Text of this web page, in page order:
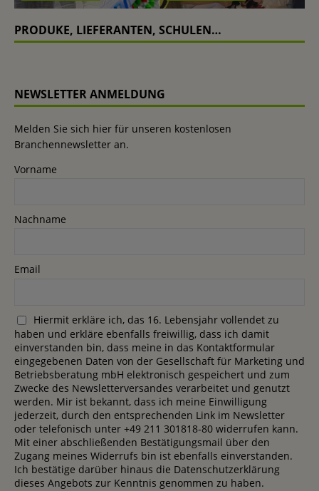
PRODUKE, LIEFERANTEN, SCHULEN…
NEWSLETTER ANMELDUNG
Melden Sie sich hier für unseren kostenlosen
Branchennewsletter an.
Vorname
Nachname
Email
Hiermit erkläre ich, das 16. Lebensjahr vollendet zu
haben und erkläre ebenfalls freiwillig, dass ich damit
einverstanden bin, dass meine in das Kontaktformular
eingegebenen Daten von der Gesellschaft für Marketing und
Betriebsberatung mbH elektronisch gespeichert und zum
Zwecke des Newsletterversandes verarbeitet und genutzt
werden. Mir ist bekannt, dass ich meine Einwilligung
jederzeit, durch den entsprechenden Link im Newsletter
oder telefonisch unter +49 211 301818-80 widerrufen kann.
Mit einer abschließenden Bestätigungsmail über den
Zugang meines Widerrufs bin ist ebenfalls einverstanden.
Ich bestätige darüber hinaus die Datenschutzerklärung
dieses Angebots zur Kenntnis genommen zu haben.